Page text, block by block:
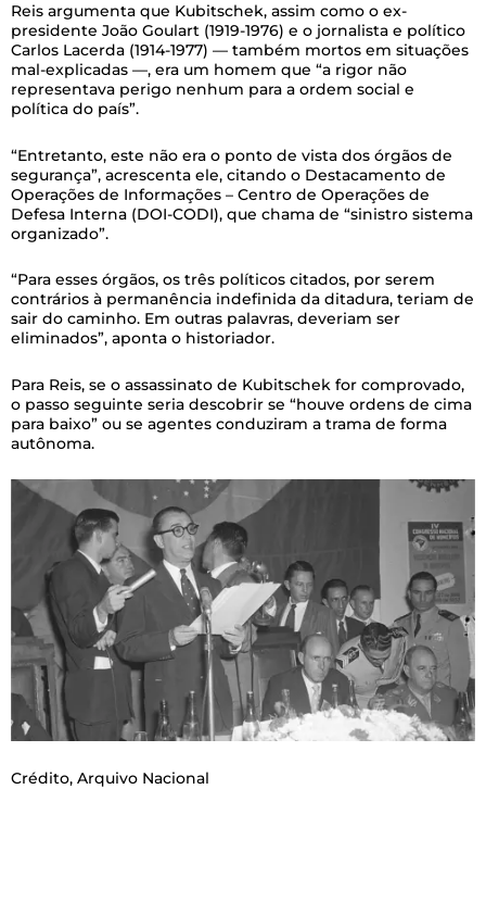
Reis argumenta que Kubitschek, assim como o ex-
presidente João Goulart (1919-1976) e o jornalista e político
Carlos Lacerda (1914-1977) — também mortos em situações
mal-explicadas —, era um homem que “a rigor não
representava perigo nenhum para a ordem social e
política do país”.
“Entretanto, este não era o ponto de vista dos órgãos de
segurança”, acrescenta ele, citando o Destacamento de
Operações de Informações – Centro de Operações de
Defesa Interna (DOI-CODI), que chama de “sinistro sistema
organizado”.
“Para esses órgãos, os três políticos citados, por serem
contrários à permanência indefinida da ditadura, teriam de
sair do caminho. Em outras palavras, deveriam ser
eliminados”, aponta o historiador.
Para Reis, se o assassinato de Kubitschek for comprovado,
o passo seguinte seria descobrir se “houve ordens de cima
para baixo” ou se agentes conduziram a trama de forma
autônoma.
Crédito, Arquivo Nacional